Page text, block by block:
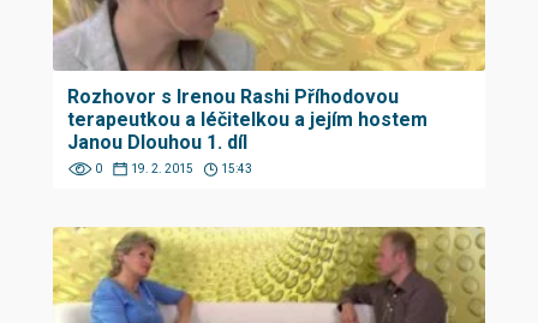
Rozhovor s Irenou Rashi Příhodovou
terapeutkou a léčitelkou a jejím hostem
Janou Dlouhou 1. díl
0 19. 2. 2015 15:43